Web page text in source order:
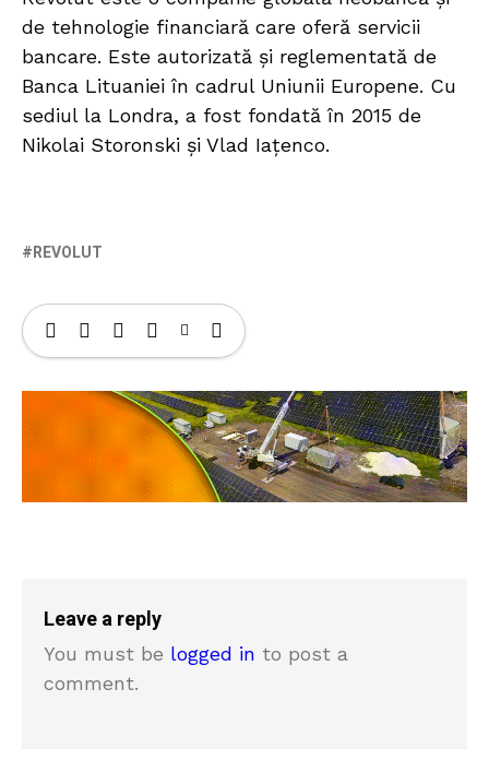
de tehnologie financiară care oferă servicii
bancare. Este autorizată și reglementată de
Banca Lituaniei în cadrul Uniunii Europene. Cu
sediul la Londra, a fost fondată în 2015 de
Nikolai Storonski și Vlad Iațenco.
REVOLUT
Leave a reply
You must be logged in to post a
comment.